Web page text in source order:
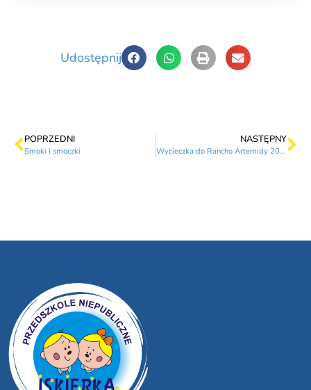
Udostępnij
POPRZEDNI
Smoki i smoczki
NASTĘPNY
Wycieczka do Rancho Artemidy 20.09.2021